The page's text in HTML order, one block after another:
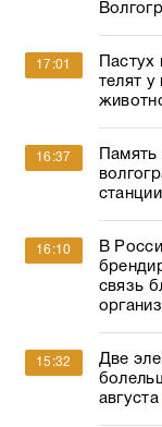
17:01
телят у
16:37
16:10
В
связь
15:32
Две
августа